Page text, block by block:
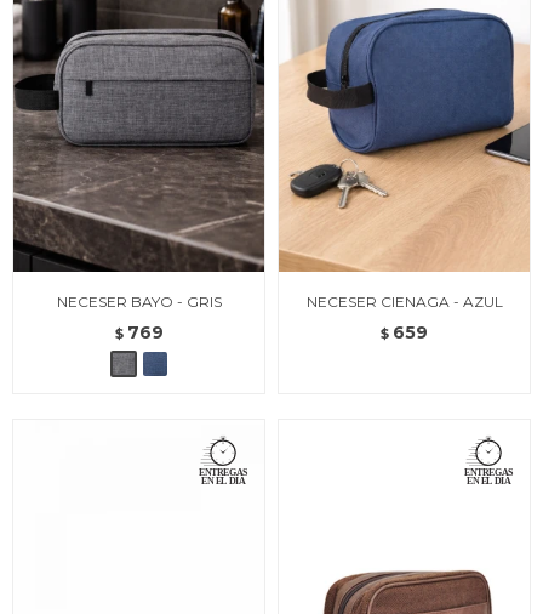
NECESER BAYO - GRIS
$ 769
NECESER CIENAGA - AZUL
$ 659